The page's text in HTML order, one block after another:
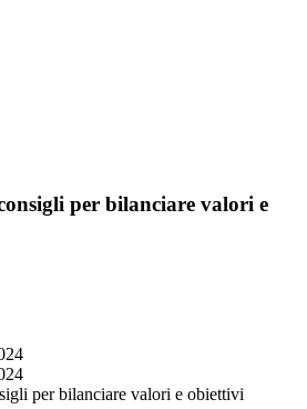
per bilanciare valori e